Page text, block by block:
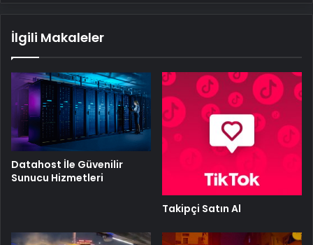
İlgili Makaleler
Datahost İle Güvenilir
Sunucu Hizmetleri
Takipçi Satın Al